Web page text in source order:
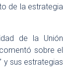
de la estrategia
de la Unión
sobre el
y sus estrategias